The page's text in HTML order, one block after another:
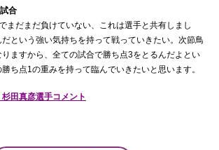
合
まだまだ負けていない、これは選手と共有しまし
という強い気持ちを持って戦っていきたい。次節鳥
ますから、全ての試合で勝ち点3をとるんだよとい
ち点1の重みを持って臨んでいきたいと思います。
田真彦選手コメント